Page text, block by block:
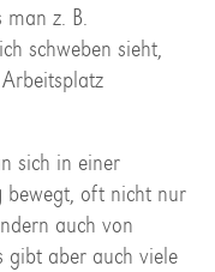
man z. B.
schweben sieht,
sich in einer
bewegt, oft nicht nur
auch von
gibt aber auch viele